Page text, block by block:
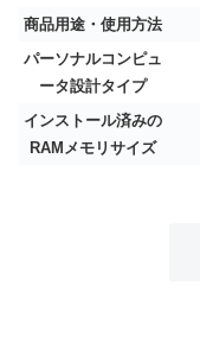
商品用途・使用方法
パーソナルコンピュ
ータ設計タイプ
インストール済みの
RAMメモリサイズ